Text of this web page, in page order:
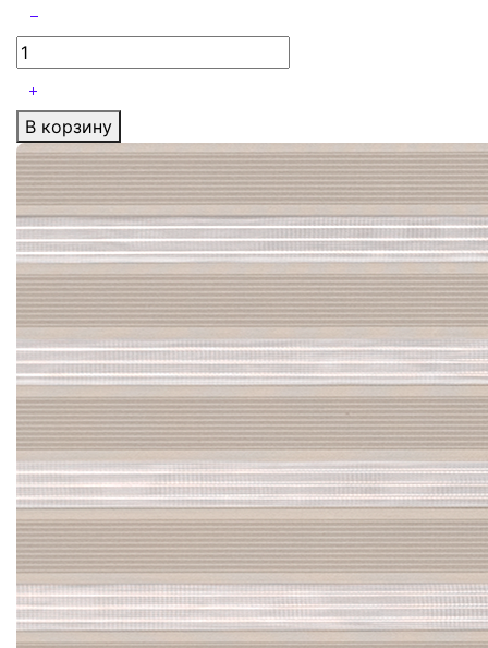
В корзину